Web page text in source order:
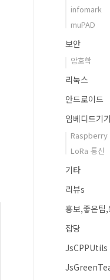
infomark
muPAD
보안
암호학
리눅스
안드로이드
임베디드기기
Raspberry
LoRa 통신
기타
리뷰s
홍보,좋은팁,
잡당
JsCPPUtils